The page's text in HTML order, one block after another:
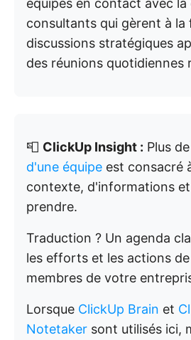
équipes en contact avec la
consultants qui gèrent à la
discussions stratégiques
des réunions quotidiennes
📮 ClickUp Insight : Plus de
d'une équipe est consacré
contexte, d'informations
prendre.
Traduction ? Un agenda
les efforts et les actions
membres de votre
Lorsque ClickUp Brain et
Notetaker sont utilisés ici,